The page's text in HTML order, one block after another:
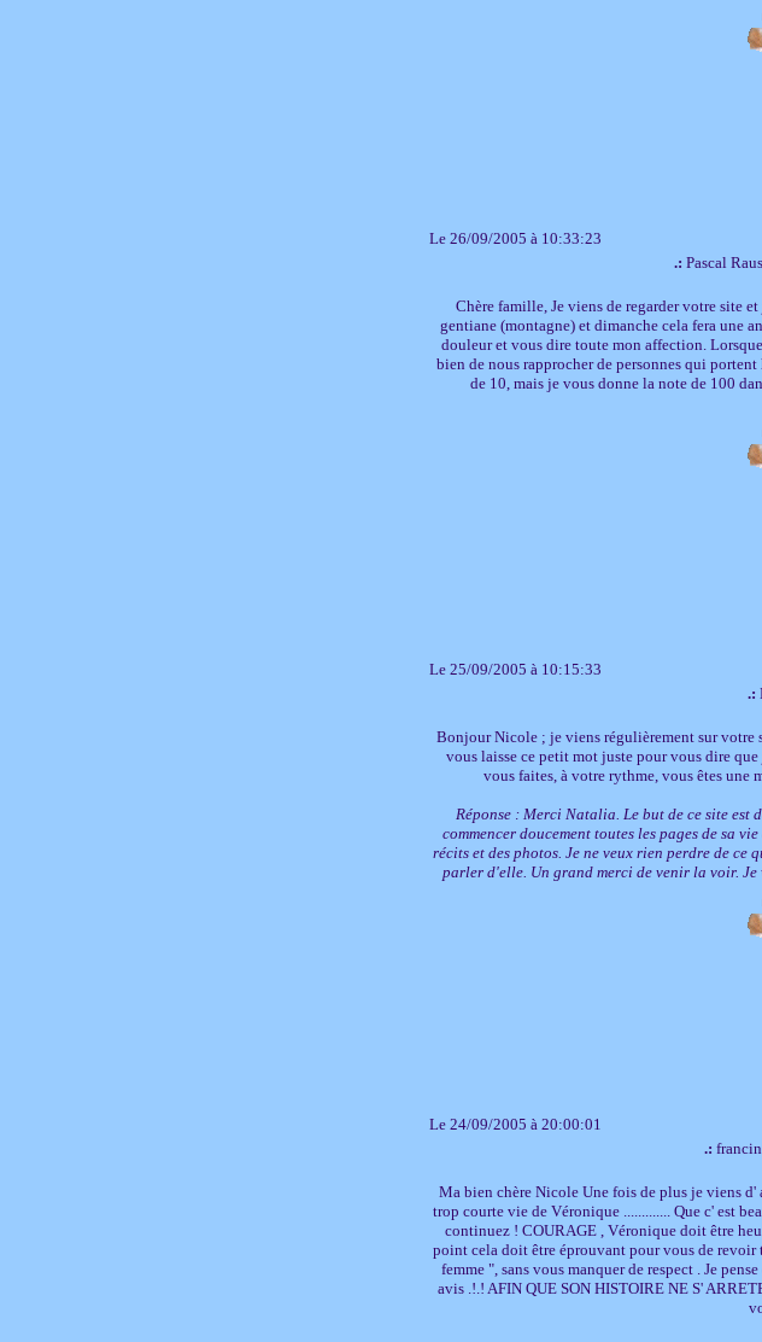
Le 26/09/2005 à 10:33:23
.: Pascal
Chère famille, Je viens de regarder votre site
gentiane (montagne) et dimanche cela fera une
douleur et vous dire toute mon affection.
bien de nous rapprocher de personnes qui
de 10, mais je vous donne la note de 100
Le 25/09/2005 à 10:15:33
.:
Bonjour Nicole ; je viens régulièrement sur votre
vous laisse ce petit mot juste pour vous dire
vous faites, à votre rythme, vous êtes une
Réponse : Merci Natalia. Le but de ce site
commencer doucement toutes les pages de sa
récits et des photos. Je ne veux rien perdre de ce
parler d'elle. Un grand merci de venir la voir. Je
Le 24/09/2005 à 20:00:01
.:
Ma bien chère Nicole Une fois de plus je viens
trop courte vie de Véronique ............. Que c' est
continuez ! COURAGE , Véronique doit être
point cela doit être éprouvant pour vous de revoir
femme ", sans vous manquer de respect . Je
avis .!.! AFIN QUE SON HISTOIRE NE S'